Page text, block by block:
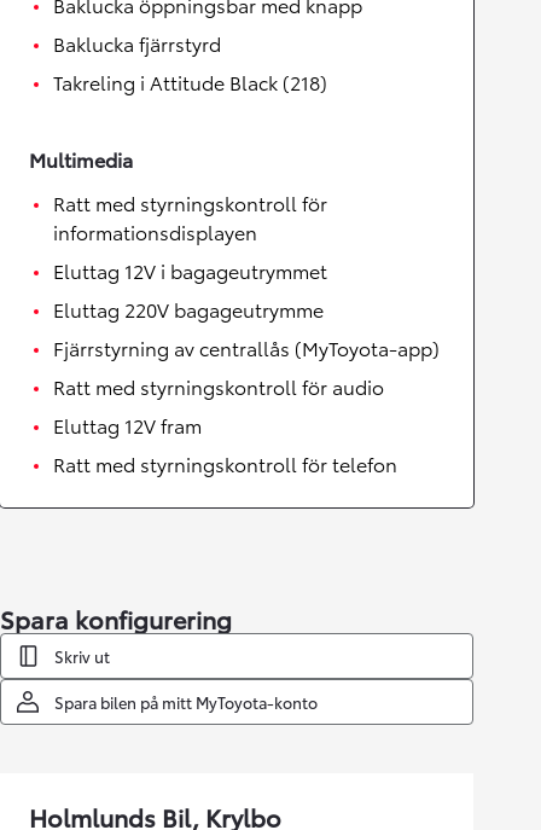
Baklucka fjärrstyrd
Takreling i Attitude Black (218)
Multimedia
Ratt med styrningskontroll för
informationsdisplayen
Eluttag 12V i bagageutrymmet
Eluttag 220V bagageutrymme
Fjärrstyrning av centrallås (MyToyota-app)
Ratt med styrningskontroll för audio
Eluttag 12V fram
Ratt med styrningskontroll för telefon
Spara konfigurering
Skriv ut
Spara bilen på mitt MyToyota-konto
Holmlunds Bil, Krylbo